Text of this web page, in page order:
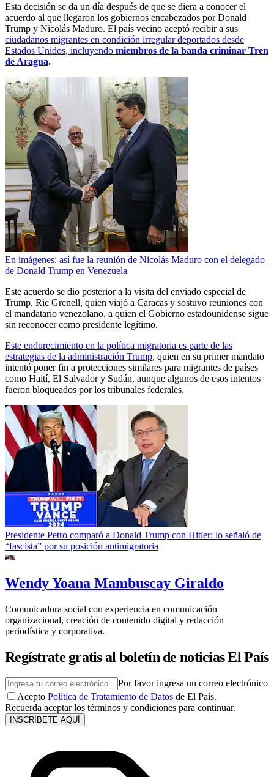
Esta decisión se da un día después de que se diera a conocer el
acuerdo al que llegaron los gobiernos encabezados por Donald
Trump y Nicolás Maduro. El país vecino aceptó recibir a sus
ciudadanos migrantes en condición irregular deportados desde
Estados Unidos, incluyendo miembros de la banda criminar Tren
de Aragua.
En imágenes: así fue la reunión de Nicolás Maduro con el delegado
de Donald Trump en Venezuela
Este acuerdo se dio posterior a la visita del enviado especial de
Trump, Ric Grenell, quien viajó a Caracas y sostuvo reuniones con
el mandatario venezolano, a quien el Gobierno estadounidense sigue
sin reconocer como presidente legítimo.
Este endurecimiento en la política migratoria es parte de las
estrategias de la administración Trump, quien en su primer mandato
intentó poner fin a protecciones similares para migrantes de países
como Haití, El Salvador y Sudán, aunque algunos de esos intentos
fueron bloqueados por los tribunales federales.
Presidente Petro comparó a Donald Trump con Hitler: lo señaló de
“fascista” por su posición antimigratoria
Wendy Yoana Mambuscay Giraldo
Comunicadora social con experiencia en comunicación
organizacional, creación de contenido digital y redacción
periodística y corporativa.
Regístrate gratis al boletín de noticias El País
Por favor ingresa un correo electrónico
Acepto Política de Tratamiento de Datos de El País.
Recuerda aceptar los términos y condiciones para continuar.
INSCRÍBETE AQUÍ